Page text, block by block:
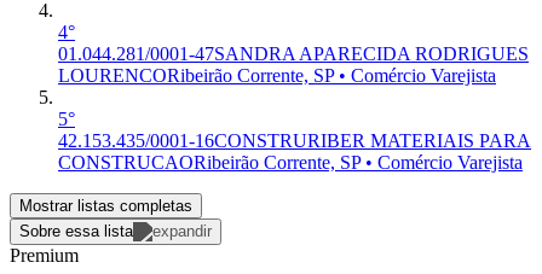
4°
01.044.281/0001-47SANDRA APARECIDA RODRIGUES
LOURENCORibeirão Corrente, SP • Comércio Varejista
5°
42.153.435/0001-16CONSTRURIBER MATERIAIS PARA
CONSTRUCAORibeirão Corrente, SP • Comércio Varejista
Mostrar listas completas
Sobre essa lista
Premium